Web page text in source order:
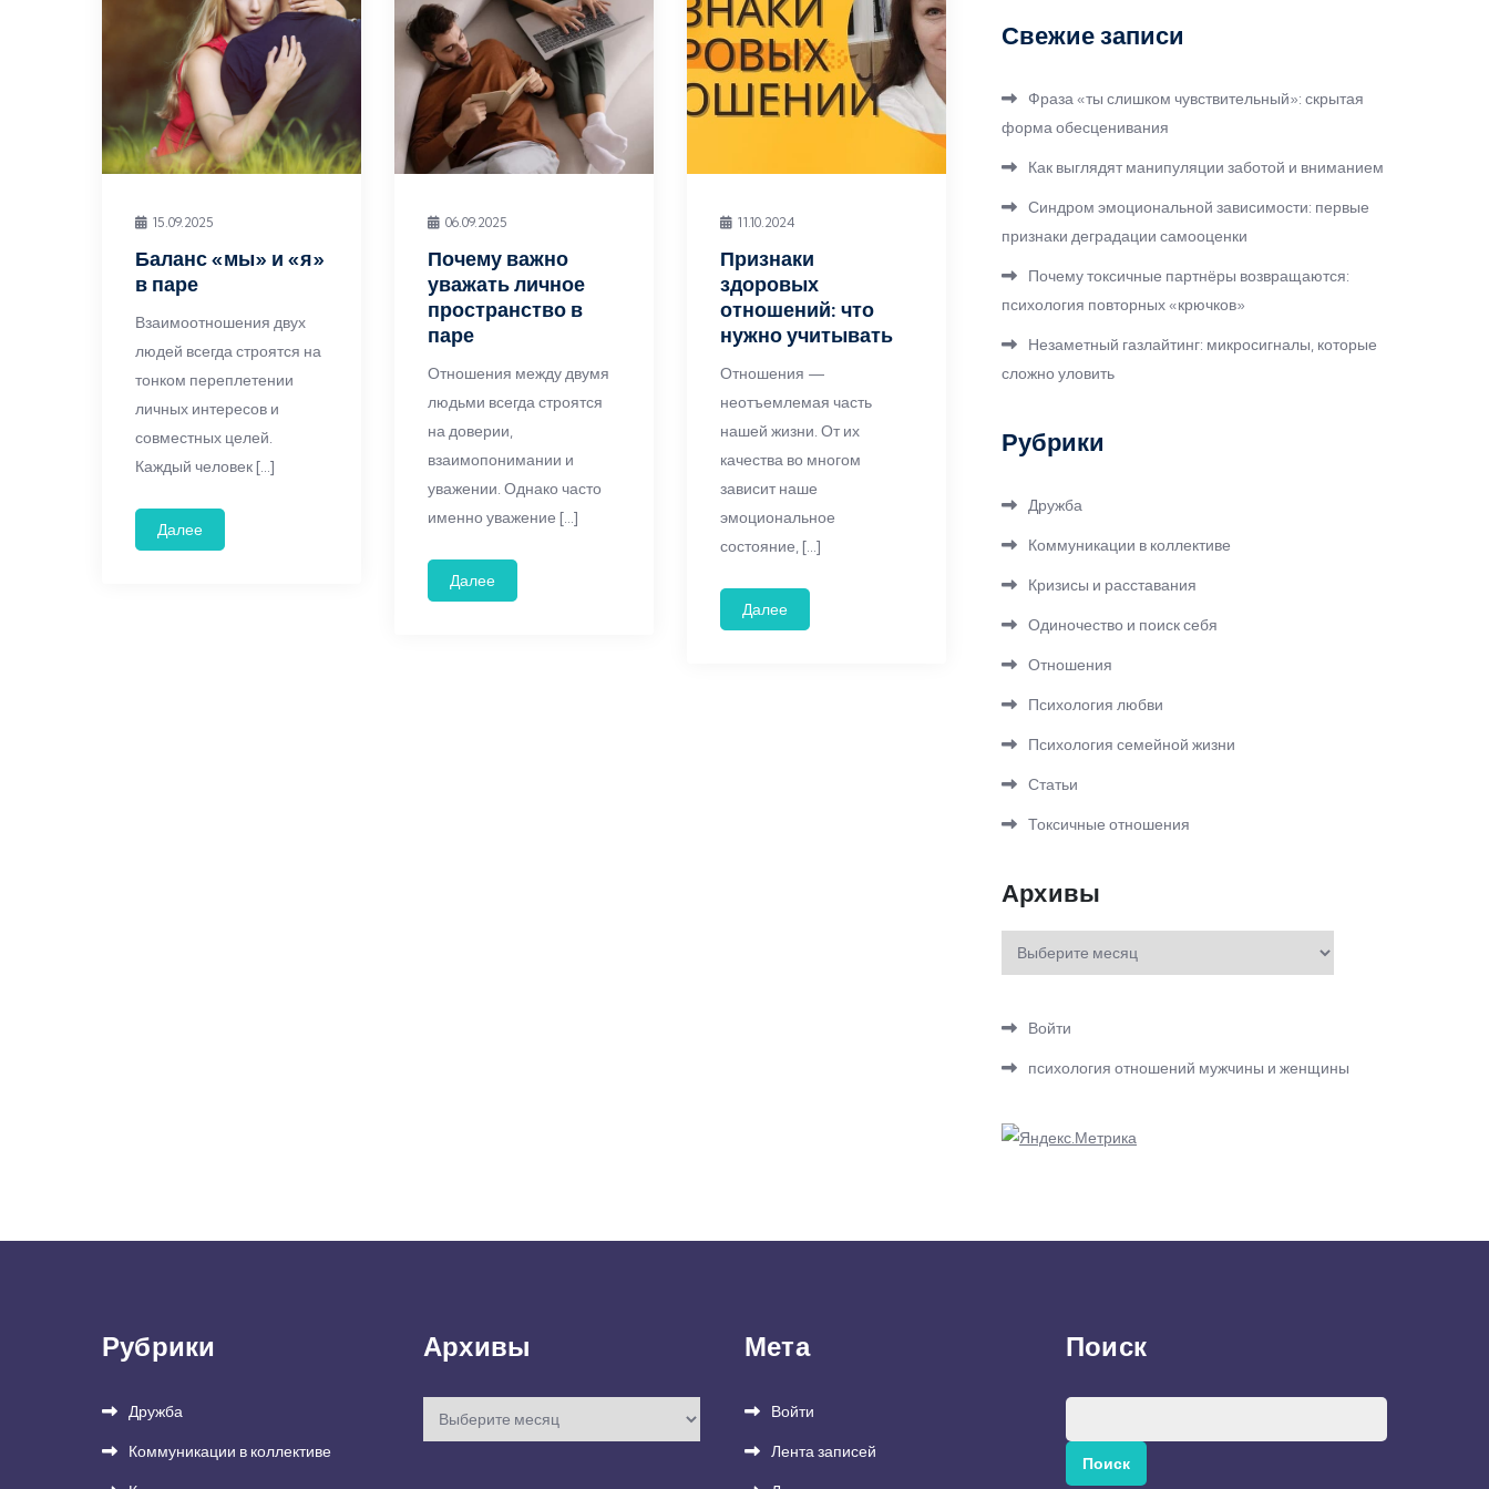
15.09.2025
Баланс «мы» и «я»
в паре
Взаимоотношения двух
людей всегда строятся на
тонком переплетении
личных интересов и
совместных целей.
Каждый человек […]
Далее
06.09.2025
Почему важно
уважать личное
пространство в
паре
Отношения между двумя
людьми всегда строятся
на доверии,
взаимопонимании и
уважении. Однако часто
именно уважение […]
Далее
11.10.2024
Признаки
здоровых
отношений: что
нужно учитывать
Отношения —
неотъемлемая часть
нашей жизни. От их
качества во многом
зависит наше
эмоциональное
состояние, […]
Далее
Свежие записи
Фраза «ты слишком чувствительный»: скрытая
форма обесценивания
Как выглядят манипуляции заботой и вниманием
Синдром эмоциональной зависимости: первые
признаки деградации самооценки
Почему токсичные партнёры возвращаются:
психология повторных «крючков»
Незаметный газлайтинг: микросигналы, которые
сложно уловить
Рубрики
Дружба
Коммуникации в коллективе
Кризисы и расставания
Одиночество и поиск себя
Отношения
Психология любви
Психология семейной жизни
Статьи
Токсичные отношения
Архивы
Архивы
Войти
психология отношений мужчины и женщины
Рубрики
Дружба
Коммуникации в коллективе
Архивы
Архивы
Мета
Войти
Лента записей
Поиск